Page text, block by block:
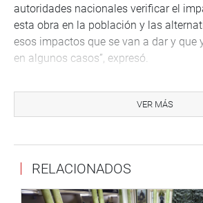
autoridades nacionales verificar el
esta obra en la población y las
esos impactos que se van a dar y que
en algunos casos”, expresó.
VER MÁS
RELACIONADOS